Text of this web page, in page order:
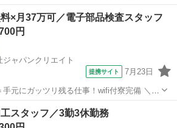
カー通勤可★《山形県酒田市》 人気の
品のマシンオペレーター◇ スマホ向け
オ...
その他
×月37万可／電子部品検査スタッフ
円
ジャパンクリエイト
提携サイト 7月23日
元にガッツリ残る仕事！wifi付寮完備 ＼株
に特化した圧倒的な
トは、製造・物流分野に特化した派遣・請
スタッフ／3勤3休勤務